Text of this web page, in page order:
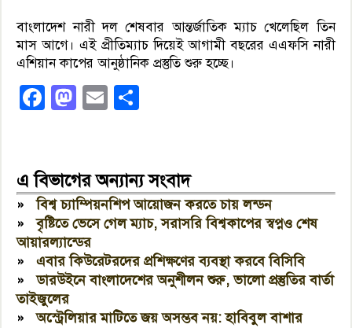
বাংলাদেশ নারী দল শেষবার আন্তর্জাতিক ম্যাচ খেলেছিল তিন
মাস আগে। এই প্রীতিম্যাচ দিয়েই আগামী বছরের এএফসি নারী
এশিয়ান কাপের আনুষ্ঠানিক প্রস্তুতি শুরু হচ্ছে।
Facebook
Mastodon
Email
এ বিভাগের অন্যান্য সংবাদ
»বিশ্ব চ্যাম্পিয়নশিপ আয়োজন করতে চায় লন্ডন
»বৃষ্টিতে ভেসে গেল ম্যাচ, সরাসরি বিশ্বকাপের স্বপ্নও শেষ
আয়ারল্যান্ডের
»এবার কিউরেটরদের প্রশিক্ষণের ব্যবস্থা করবে বিসিবি
»ডারউইনে বাংলাদেশের অনুশীলন শুরু, ভালো প্রস্তুতির বার্তা
তাইজুলের
»অস্ট্রেলিয়ার মাটিতে জয় অসম্ভব নয়: হাবিবুল বাশার